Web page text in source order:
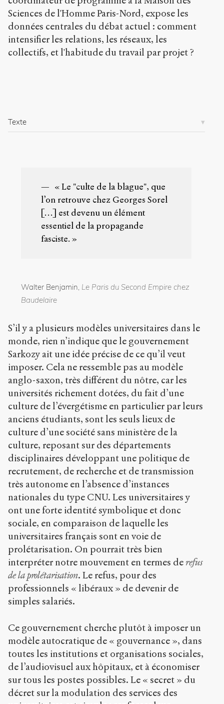
i
c
l
s
/
référence
Chicago
Creative
Commons
Attribution-
NonCommercial-
ShareAlike 4.0
Accéder
Sciences de l'Homme Paris-Nord, expose les
données centrales du débat actuel : comment
intensifier les relations, les réseaux, les
collectifs, et l'habitude du travail par projet ?
Texte
« Le "culte de la blague", que
l’on retrouve chez Georges Sorel
[…] est devenu un élément
essentiel de la propagande
fasciste. »
Walter Benjamin, Le Paris du Second Empire chez
Baudelaire
S’il y a plusieurs modèles universitaires dans le
monde, rien n’indique que le gouvernement
Sarkozy ait une idée précise de ce qu’il veut
imposer. Cela ne ressemble pas au modèle
anglo-saxon, très différent du nôtre, car les
universités richement dotées, du fait d’une
culture de l’évergétisme en particulier par leurs
anciens étudiants, sont les seuls lieux de
culture d’une société sans ministère de la
culture, reposant sur des départements
disciplinaires développant une politique de
recrutement, de recherche et de transmission
très autonome en l’absence d’instances
nationales du type CNU. Les universitaires y
ont une forte identité symbolique et donc
sociale, en comparaison de laquelle les
universitaires français sont en voie de
prolétarisation. On pourrait très bien
interpréter notre mouvement en termes derefus
de la prolétarisation. Le refus, pour des
professionnels « libéraux » de devenir de
simples salariés.
Ce gouvernement cherche plutôt à imposer un
modèle autocratique de « gouvernance », dans
toutes les institutions et organisations sociales,
de l’audiovisuel aux hôpitaux, et à économiser
sur tous les postes possibles. Le « secret » du
décret sur la modulation des services des